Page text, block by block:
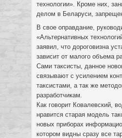
технологии». Кроме них,
делом в Беларуси,
В свое оправдание,
«Альтернативных
заявил, что дороговизна
зависит от малого объема
Сами таксисты, данное
связывают с усилением
таксистами, а так же
разработчикам.
Как говорит Ковалевский,
нравится старая модель
новых приборах
котором видны сразу все